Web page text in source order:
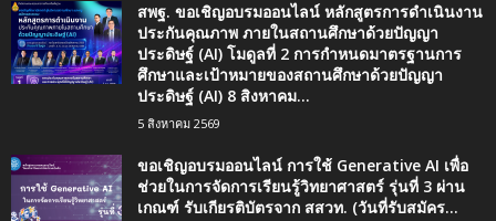
สพฐ. ขอเชิญอบรมออนไลน์ หลักสูตรการดำเนินงาน
ประกันคุณภาพ ภายในสถานศึกษาด้วยปัญญา
ประดิษฐ์ (AI) โมดูลที่ 2 การกำหนดมาตรฐานการ
ศึกษาและเป้าหมายของสถานศึกษาด้วยปัญญา
ประดิษฐ์ (AI) 8 สิงหาคม...
5 สิงหาคม 2569
ขอเชิญอบรมออนไลน์ การใช้ Generative AI เพื่อ
ช่วยในการจัดการเรียนรู้วิทยาศาสตร์ รุ่นที่ 3 ผ่าน
เกณฑ์ รับเกียรติบัตรจาก สสวท. (วันที่รับสมัคร...